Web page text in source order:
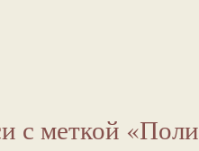
с меткой